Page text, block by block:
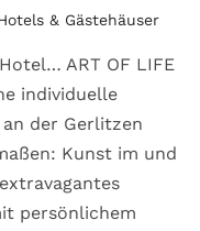
& Gästehäuser
ART OF LIFE
individuelle
der Gerlitzen
Kunst im und
persönlichem